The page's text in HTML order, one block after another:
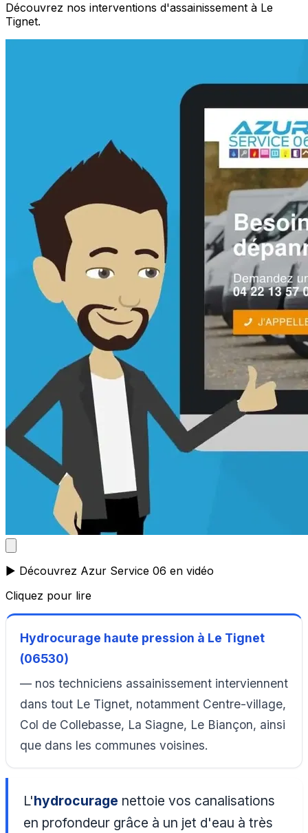
Découvrez nos interventions d'assainissement à Le
Tignet.
▶️ Découvrez Azur Service 06 en vidéo
Cliquez pour lire
Hydrocurage haute pression à Le Tignet
(06530)
— nos techniciens assainissement interviennent
dans tout Le Tignet, notamment Centre-village,
Col de Collebasse, La Siagne, Le Biançon, ainsi
que dans les communes voisines.
L'hydrocurage nettoie vos canalisations
en profondeur grâce à un jet d'eau à très